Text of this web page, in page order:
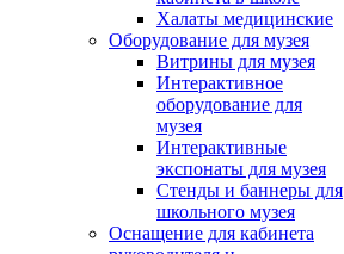
Халаты медицинские
Оборудование для музея
Витрины для музея
Интерактивное
оборудование для
музея
Интерактивные
экспонаты для музея
Стенды и баннеры для
школьного музея
Оснащение для кабинета